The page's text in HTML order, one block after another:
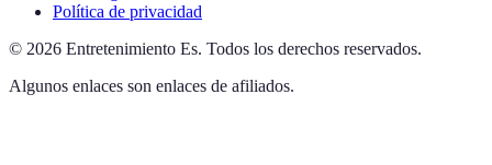
Política de privacidad
© 2026 Entretenimiento Es. Todos los derechos reservados.
Algunos enlaces son enlaces de afiliados.